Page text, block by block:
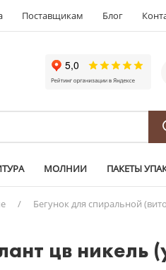
Поставщикам Блог
МОЛНИИ ПАКЕТЫ
/
Бегунок для спиральной
цв